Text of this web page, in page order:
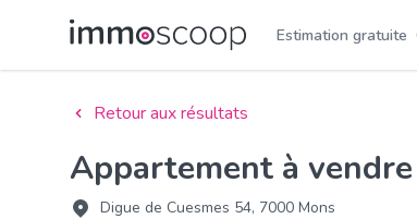
Estimation gratuite
Retour aux résultats
Appartement à
Digue de Cuesmes 54, 7000 Mons